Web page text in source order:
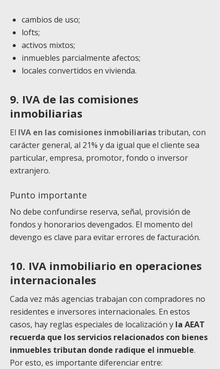
cambios de uso;
lofts;
activos mixtos;
inmuebles parcialmente afectos;
locales convertidos en vivienda.
9. IVA de las comisiones
inmobiliarias
El IVA en las comisiones inmobiliariastributan, con
carácter general, al 21% y da igual que el cliente sea
particular, empresa, promotor, fondo o inversor
extranjero.
Punto importante
No debe confundirse reserva, señal, provisión de
fondos y honorarios devengados. El momento del
devengo es clave para evitar errores de facturación.
10. IVA inmobiliario en operaciones
internacionales
Cada vez más agencias trabajan con compradores no
residentes e inversores internacionales. En estos
casos, hay reglas especiales de localización y la AEAT
recuerda que los servicios relacionados con bienes
inmuebles tributan donde radique el inmueble.
Por esto, es importante diferenciar entre: